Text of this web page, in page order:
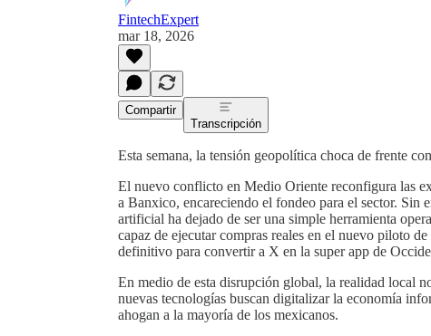
FintechExpert
mar 18, 2026
Compartir
Transcripción
Esta semana, la tensión geopolítica choca de frente
El nuevo conflicto en Medio Oriente reconfigura las
a Banxico, encareciendo el fondeo para el sector.
artificial ha dejado de ser una simple herramienta
capaz de ejecutar compras reales en el nuevo piloto
definitivo para convertir a X en la super app de
En medio de esta disrupción global, la realidad local
nuevas tecnologías buscan digitalizar la economía
ahogan a la mayoría de los mexicanos.